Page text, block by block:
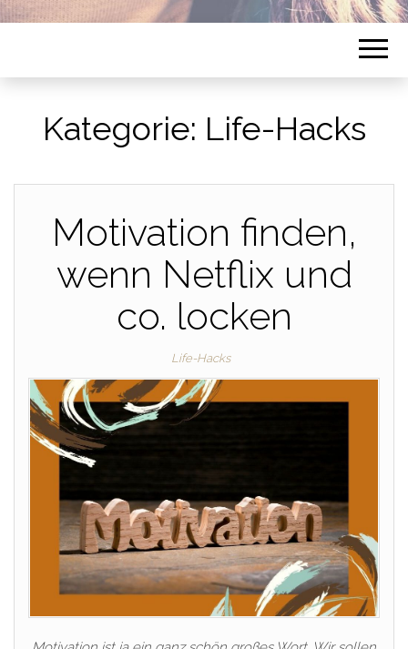
Kategorie: Life-Hacks
Motivation finden,
wenn Netflix und
co. locken
Life-Hacks